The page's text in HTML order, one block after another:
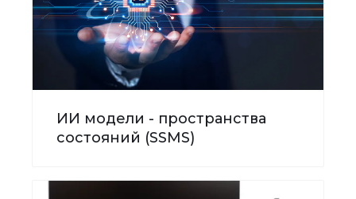
ИИ модели - пространства
состояний (SSMS)